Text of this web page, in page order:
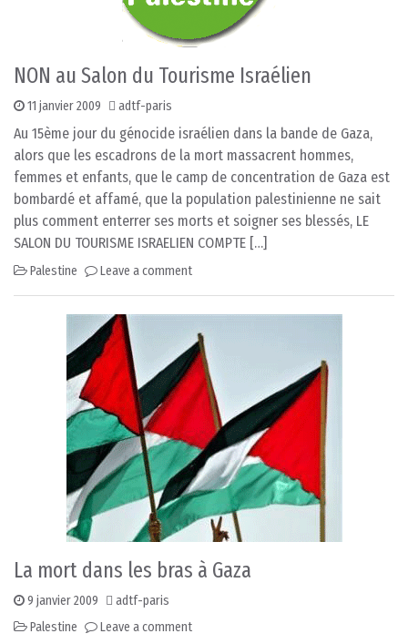
NON au Salon du Tourisme Israélien
11 janvier 2009 adtf-paris
Au 15ème jour du génocide israélien dans la bande de Gaza,
alors que les escadrons de la mort massacrent hommes,
femmes et enfants, que le camp de concentration de Gaza est
bombardé et affamé, que la population palestinienne ne sait
plus comment enterrer ses morts et soigner ses blessés, LE
SALON DU TOURISME ISRAELIEN COMPTE […]
Palestine Leave a comment
La mort dans les bras à Gaza
9 janvier 2009
adtf-paris
Palestine
Leave a comment